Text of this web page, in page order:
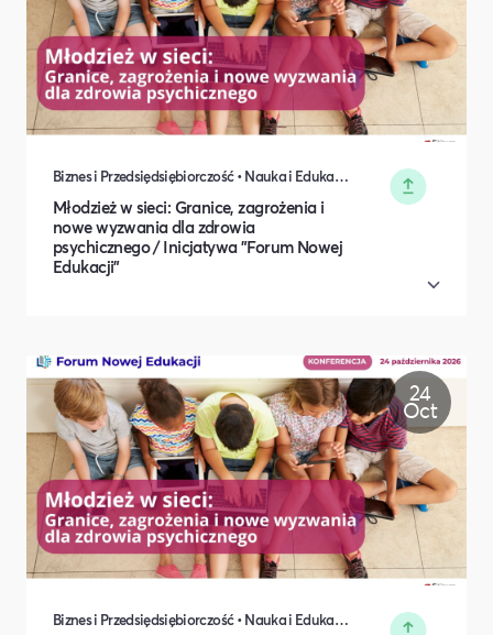
Biznes i Przedsiędsiębiorczość • Nauka i Edukacja • Polityka i Gospodarka • Rodzina i relacje międzyludzkie
Młodzież w sieci: Granice, zagrożenia i
nowe wyzwania dla zdrowia
psychicznego / Inicjatywa "Forum Nowej
Edukacji"
24
Oct
Biznes i Przedsiędsiębiorczość • Nauka i Edukacja • Polityka i Gospodarka • Rodzina i relacje międzyludzkie